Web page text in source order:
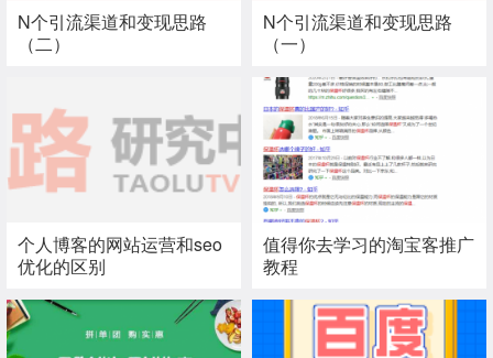
N个引流渠道和变现思路
（二）
N个引流渠道和变现思路
（一）
个人博客的网站运营和seo
优化的区别
值得你去学习的淘宝客推广
教程